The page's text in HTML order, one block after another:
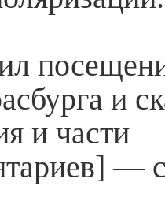
и
и части
—